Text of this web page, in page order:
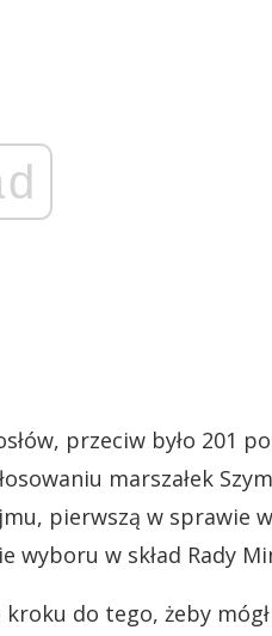
przeciw było 201
marszałek
pierwszą w sprawie
wyboru w skład Rady
do tego, żeby